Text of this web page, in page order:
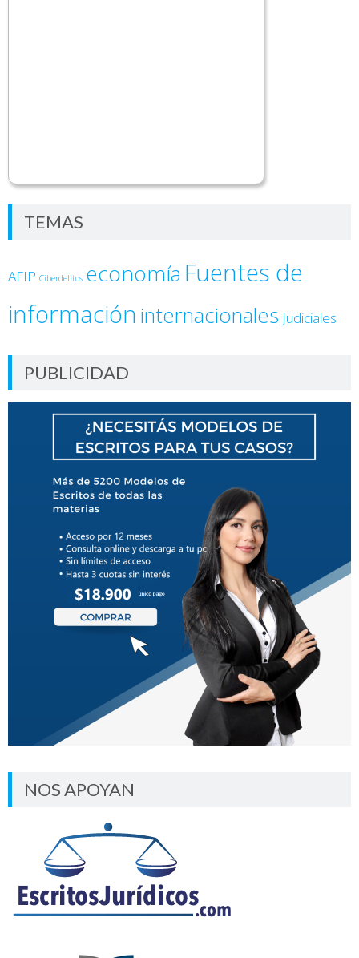
TEMAS
AFIP Ciberdelitos economía Fuentes de
información internacionales Judiciales
PUBLICIDAD
NOS APOYAN